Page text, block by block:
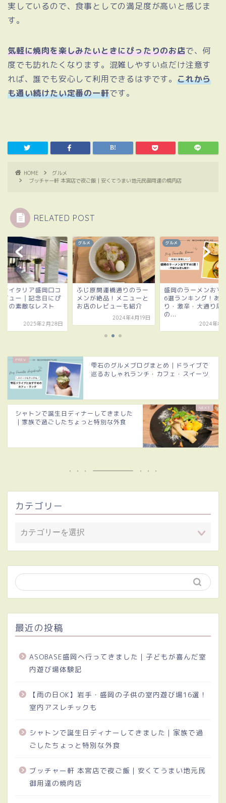
実しているので、食事としての満足度が高いと感じま
す。
気軽に焼肉を楽しみたいときにぴったりのお店で、何
度でも訪れたくなります。混雑しやすい点だけ注意す
れば、誰でも安心して利用できるはずです。 これから
も通い続けたい定番の一軒です。
HOME
グルメ
ブッチャー軒 本宮店で夜ご飯｜安くてうまい地元民御用達の焼肉店
RELATED POST
ナイタリア盛岡口コ
ビュー｜記念日にぴ
りの素敵なレスト
2025年2月28日
グルメ
ふじ原開運橋通りのラー
メンが絶品！メニューと
お店のレビューも紹介
2024年4月19日
グルメ
盛岡のラーメンおす
6選ランキング！あ
り・激辛・大通り周
の...
2024年8
雫石のグルメブログまとめ｜ドライブで
巡るおしゃれランチ・カフェ・スイーツ
シャトンで誕生日ディナーしてきました
｜家族で過ごしたちょっと特別な外食
カテゴリー
最近の投稿
ASOBASE盛岡へ行ってきました｜子どもが喜んだ室
内遊び場体験記
【雨の日OK】岩手・盛岡の子供の室内遊び場16選！
室内アスレチックも
シャトンで誕生日ディナーしてきました｜家族で過
ごしたちょっと特別な外食
ブッチャー軒 本宮店で夜ご飯｜安くてうまい地元民
御用達の焼肉店